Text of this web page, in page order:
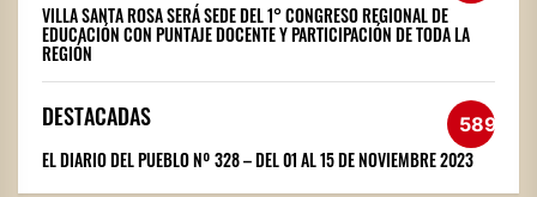
VILLA SANTA ROSA SERÁ SEDE DEL 1° CONGRESO REGIONAL DE
EDUCACIÓN CON PUNTAJE DOCENTE Y PARTICIPACIÓN DE TODA LA
REGIÓN
DESTACADAS 589
EL DIARIO DEL PUEBLO Nº 328 – DEL 01 AL 15 DE NOVIEMBRE 2023